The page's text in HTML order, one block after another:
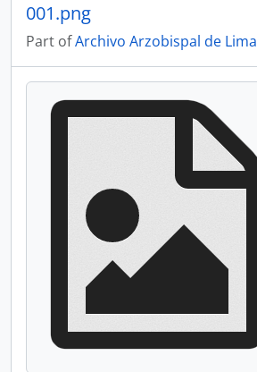
001.png
Part ofArchivo Arzobispal de Lima